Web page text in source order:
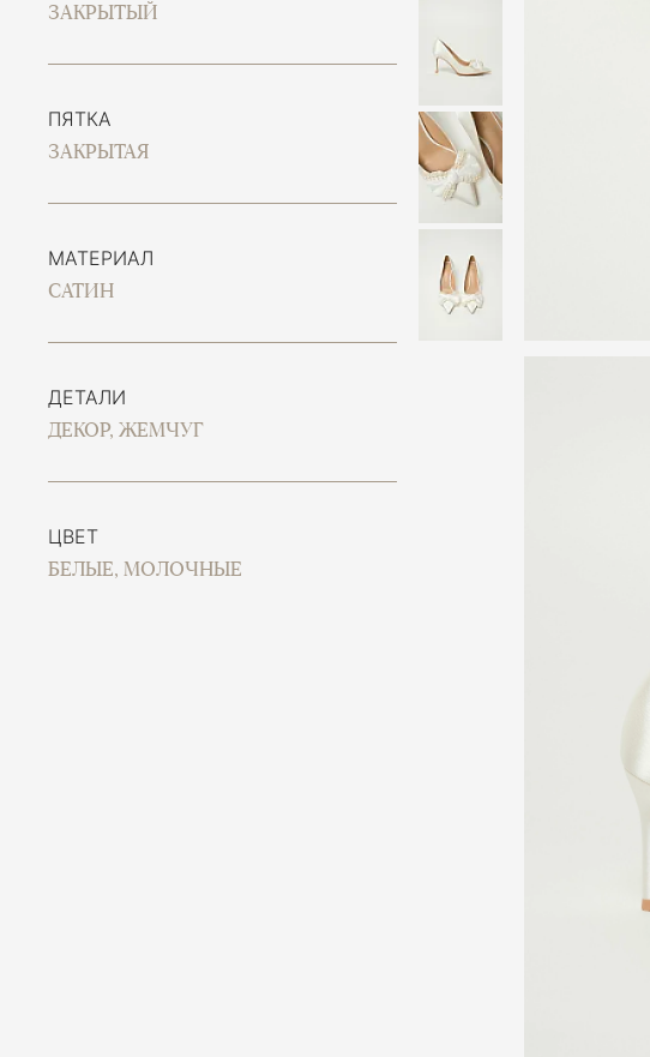
ЗАКРЫТЫЙ
ПЯТКА
ЗАКРЫТАЯ
МАТЕРИАЛ
САТИН
ДЕТАЛИ
ДЕКОР, ЖЕМЧУГ
ЦВЕТ
БЕЛЫЕ, МОЛОЧНЫЕ